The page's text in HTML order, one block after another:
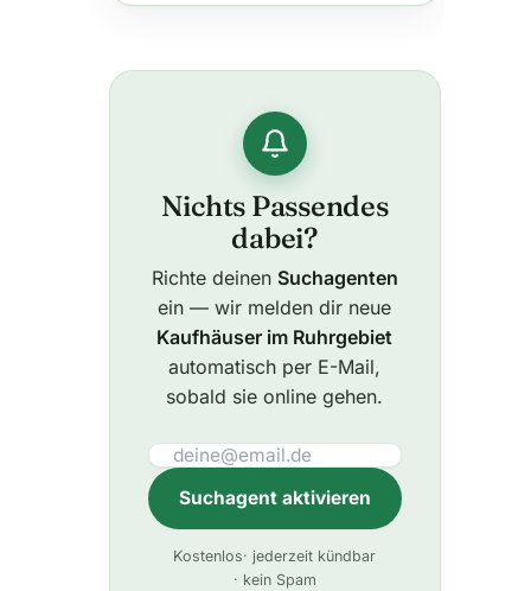
Nichts Passendes
dabei?
Richte deinen Suchagenten
ein — wir melden dir neue
Kaufhäuser im Ruhrgebiet
automatisch per E-Mail,
sobald sie online gehen.
Suchagent aktivieren
l
Kostenlos· jederzeit kündbar
· kein Spam